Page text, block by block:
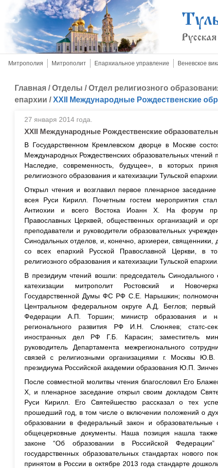
Митрополия Митрополит Епархиальное управление Веневское
Главная /Отделы /Отдел религиозного
епархии /XXII Международные Рождественские
27 января 2014 года.
XXII Международные Рождественские
В Государственном Кремлевском дворце в Москве
Международных Рождественских образовательных
Наследие, современность, будущее», в которых
религиозного образования и катехизации Тульской
Открыл чтения и возглавил первое пленарное
всея Руси Кирилл. Почетным гостем мероприятия
Антиохии и всего Востока Иоанн Х. На форум
Православных Церквей, общественных организаций и
преподаватели и руководители образовательных
Синодальных отделов, и, конечно, архиереи,
со всех епархий Русской Православной Церкви, в
религиозного образования и катехизации Тульской
В президиум чтений вошли: председатель Синодального
катехизации митрополит Ростовский и
Государственной Думы ФС РФ С.Е. Нарышкин;
Центральном федеральном округе А.Д. Беглов; первый
Федерации А.П. Торшин; министр образования и
регионального развития РФ И.Н. Слюняев; статс-
иностранных дел РФ Г.Б. Карасин; заместитель
руководитель Департамента межрегионального
связей с религиозными организациями г. Москвы
президиума Российской академии образования Ю.П.
После совместной молитвы чтения благословил Его
Х, и пленарное заседание открыл своим докладом
Руси Кирилл. Его Святейшество рассказал о тех
прошедший год, в том числе о включении положений о
образовании в федеральный закон и
общецерковные документы. Наша позиция нашла
законе “Об образовании в Российской
государственных образовательных стандартах нового
принятом в России в октябре 2013 года стандарте